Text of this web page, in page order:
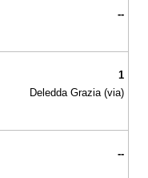
--
1
Deledda Grazia (via)
--